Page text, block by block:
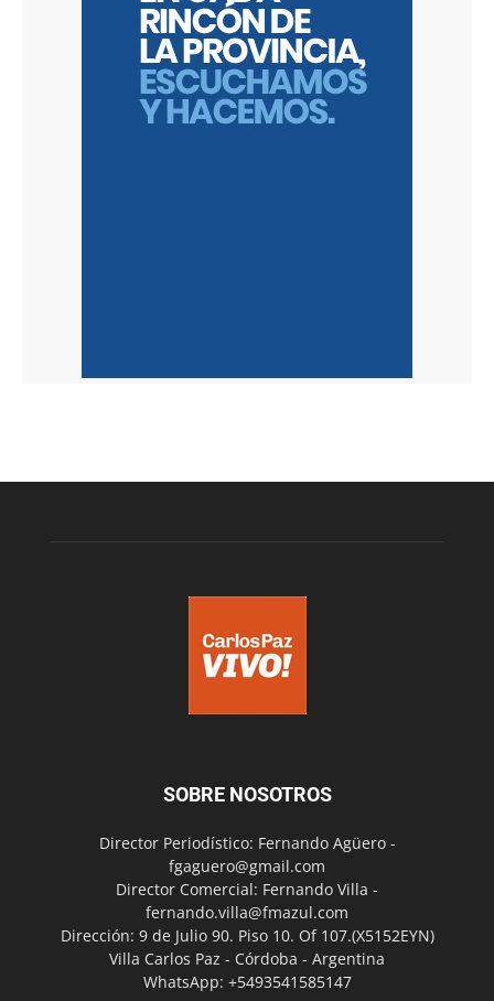
SOBRE NOSOTROS
Director Periodístico: Fernando Agüero -
fgaguero@gmail.com
Director Comercial: Fernando Villa -
fernando.villa@fmazul.com
Dirección: 9 de Julio 90. Piso 10. Of 107.(X5152EYN)
Villa Carlos Paz - Córdoba - Argentina
WhatsApp: +5493541585147